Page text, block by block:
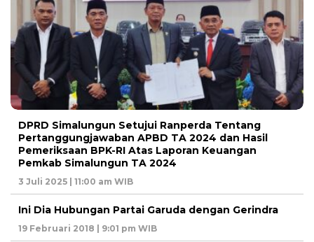
DPRD Simalungun Setujui Ranperda Tentang
Pertanggungjawaban APBD TA 2024 dan Hasil
Pemeriksaan BPK-RI Atas Laporan Keuangan
Pemkab Simalungun TA 2024
3 Juli 2025 | 11:00 am WIB
Ini Dia Hubungan Partai Garuda dengan Gerindra
19 Februari 2018 | 9:01 pm WIB